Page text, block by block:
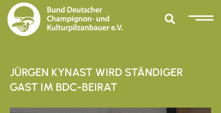
JÜRGEN KYNAST WIRD STÄNDIGER
GAST IM BDC-BEIRAT